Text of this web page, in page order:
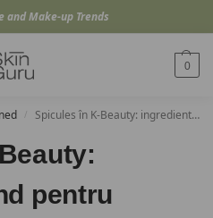
and Make-up Trends
0
/ Spicules în K-Beauty: ingredient trend pentru regenerare, fermitate și glow
pentru